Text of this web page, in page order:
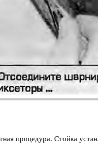
процедура. Стойка